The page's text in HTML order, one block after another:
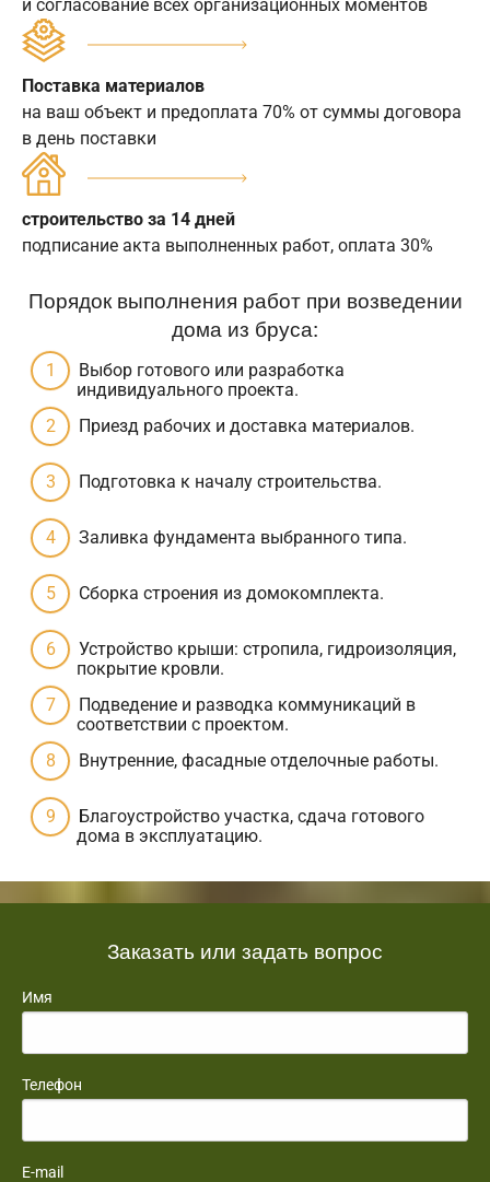
и согласование всех организационных моментов
Поставка материалов
на ваш объект и предоплата 70% от суммы договора
в день поставки
строительство за 14 дней
подписание акта выполненных работ, оплата 30%
Порядок выполнения работ при возведении
дома из бруса:
Выбор готового или разработка
индивидуального проекта.
Приезд рабочих и доставка материалов.
Подготовка к началу строительства.
Заливка фундамента выбранного типа.
Сборка строения из домокомплекта.
Устройство крыши: стропила, гидроизоляция,
покрытие кровли.
Подведение и разводка коммуникаций в
соответствии с проектом.
Внутренние, фасадные отделочные работы.
Благоустройство участка, сдача готового
дома в эксплуатацию.
Заказать или задать вопрос
Имя
Телефон
E-mail